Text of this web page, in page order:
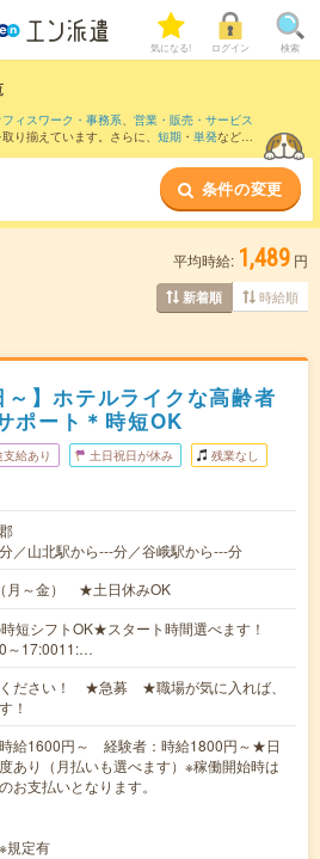
気になる! ログイン 検索
フィスワーク・事務系、 営業・販売・サービス
り揃えています。さらに、 短期 ・ 単発などの
など近隣駅のお仕事もご
条件の変更
平均時給: 1,489 円
新着順 時給順
～】ホテルライクな高齢者
ポート＊時短OK
給あり 土日祝日が休み 残業なし
／山北駅から---分／谷峨駅から---分
月～金） ★土日休みOK
短シフトOK★スタート時間選べます！
～17:0011:…
ださい！ ★急募 ★職場が気に入れば、
！
給1600円～ 経験者：時給1800円～★日
あり（月払いも選べます）※稼働開始時は
お支払いとなります。
規定有